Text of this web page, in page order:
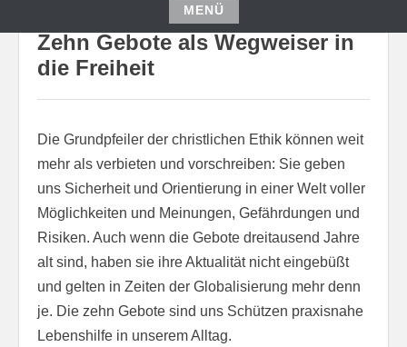
MENÜ
Zum
Inhalt
Zehn Gebote als Wegweiser in
die Freiheit
Die Grundpfeiler der christlichen Ethik können weit
mehr als verbieten und vorschreiben: Sie geben
uns Sicherheit und Orientierung in einer Welt voller
Möglichkeiten und Meinungen, Gefährdungen und
Risiken. Auch wenn die Gebote dreitausend Jahre
alt sind, haben sie ihre Aktualität nicht eingebüßt
und gelten in Zeiten der Globalisierung mehr denn
je. Die zehn Gebote sind uns Schützen praxisnahe
Lebenshilfe in unserem Alltag.